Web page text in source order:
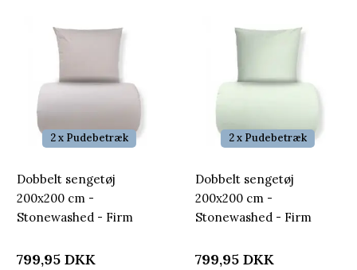
2 x Pudebetræk
Dobbelt sengetøj
200x200 cm -
Stonewashed - Firm
799,95 DKK
2 x Pudebetræk
Dobbelt sengetøj
200x200 cm -
Stonewashed - Firm
799,95 DKK